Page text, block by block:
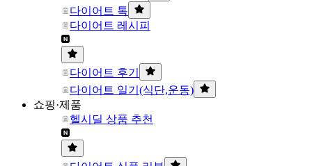
다이어트 톡
다이어트 레시피
다이어트 후기
다이어트 일기(식단,운동)
쇼핑·제품
헬시딜 상품 추천